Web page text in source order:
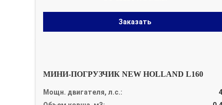
Заказать
МИНИ-ПОГРУЗЧИК NEW HOLLAND L160
Мощн. двигателя, л.с.: